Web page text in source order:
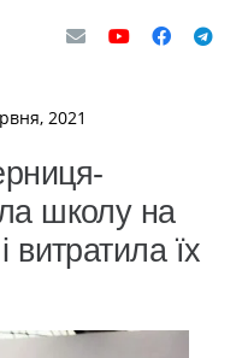
2021
школу на
витратила їх